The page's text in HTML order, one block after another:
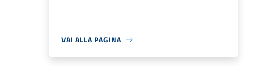
VAI ALLA PAGINA